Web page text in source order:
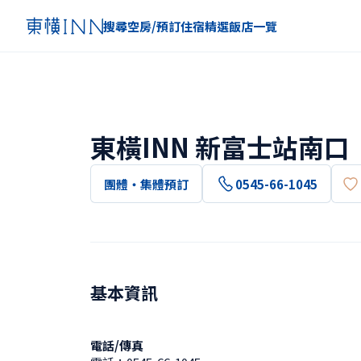
搜尋空房/預訂住宿精選飯店一覽
東橫INN 新富士站南口
團體・集體預訂 0545-66-1045
基本資訊
電話/傳真